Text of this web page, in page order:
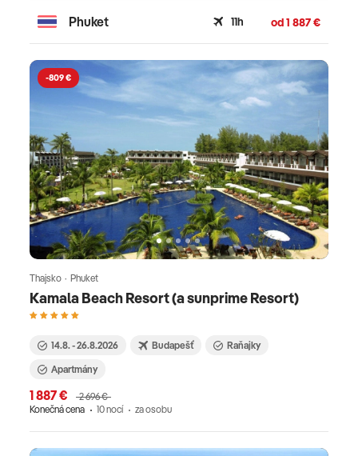
Phuket 11h od 1 887 €
-809 €
Kamala Beach Resort (a sunprime Resort)
Thajsko · Phuket
14.8. - 26.8.2026 Budapešť
Raňajky
Apartmány
1 887 €
2 696 €
Konečná cena
10 nocí za osobu